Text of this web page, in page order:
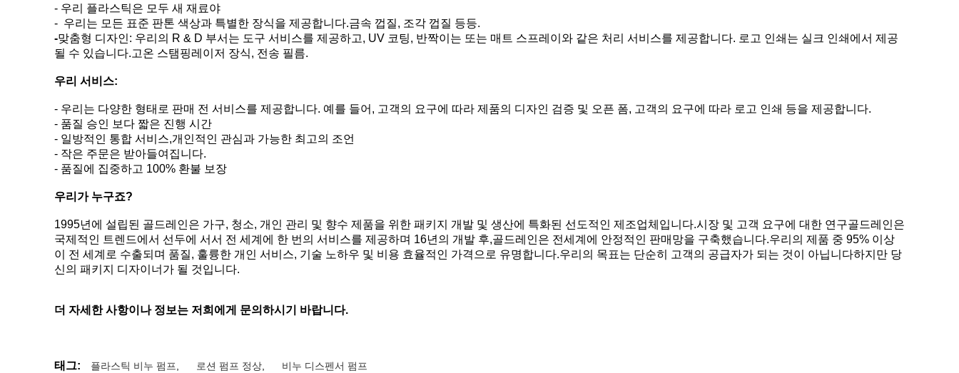
- 우리 플라스틱은 모두 새 재료야
- 우리는 모든 표준 판톤 색상과 특별한 장식을 제공합니다.금속 껍질, 조각 껍질 등등.
-맞춤형 디자인: 우리의 R & D 부서는 도구 서비스를 제공하고, UV 코팅, 반짝이는 또는 매트 스프레이와 같은 처리 서비스를 제공합니다. 로고 인쇄는 실크 인쇄에서 제공
될 수 있습니다.고온 스탬핑레이저 장식, 전송 필름.
우리 서비스:
- 우리는 다양한 형태로 판매 전 서비스를 제공합니다. 예를 들어, 고객의 요구에 따라 제품의 디자인 검증 및 오픈 폼, 고객의 요구에 따라 로고 인쇄 등을 제공합니다.
- 품질 승인 보다 짧은 진행 시간
- 일방적인 통합 서비스,개인적인 관심과 가능한 최고의 조언
- 작은 주문은 받아들여집니다.
- 품질에 집중하고 100% 환불 보장
우리가 누구죠?
1995년에 설립된 골드레인은 가구, 청소, 개인 관리 및 향수 제품을 위한 패키지 개발 및 생산에 특화된 선도적인 제조업체입니다.시장 및 고객 요구에 대한 연구골드레인은
국제적인 트렌드에서 선두에 서서 전 세계에 한 번의 서비스를 제공하며 16년의 개발 후,골드레인은 전세계에 안정적인 판매망을 구축했습니다.우리의 제품 중 95% 이상
이 전 세계로 수출되며 품질, 훌륭한 개인 서비스, 기술 노하우 및 비용 효율적인 가격으로 유명합니다.우리의 목표는 단순히 고객의 공급자가 되는 것이 아닙니다하지만 당
신의 패키지 디자이너가 될 것입니다.
더 자세한 사항이나 정보는 저희에게 문의하시기 바랍니다.
태그: 플라스틱 비누 펌프 로션 펌프 정상 비누 디스펜서 펌프